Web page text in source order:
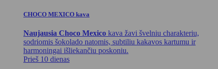
CHOCO MEXICO kava
Naujausia Choco Mexico kava žavi švelniu charakteriu,
sodriomis šokolado natomis, subtiliu kakavos kartumu ir
harmoningai išliekančiu poskoniu.
Prieš 10 dienas